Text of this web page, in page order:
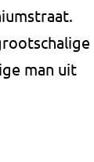
man uit